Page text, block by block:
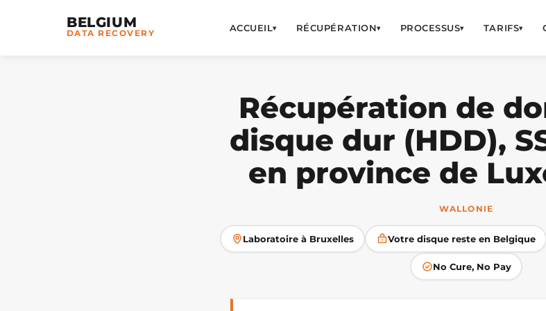
BELGIUM
DATA RECOVERY ACCUEIL▾ RÉCUPÉRATION▾ PROCESSUS▾ TARIFS▾
Récupération de
disque dur (HDD),
en province de
WALLONIE
Laboratoire à Bruxelles Votre disque reste en Belgique
No Cure, No Pay